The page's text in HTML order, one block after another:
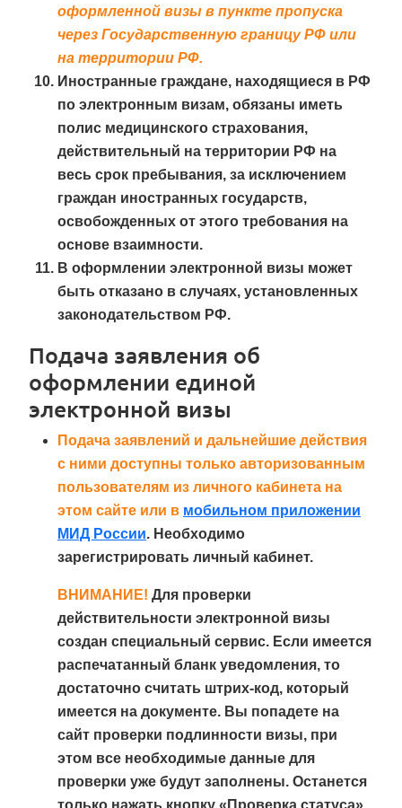
оформленной визы в пункте пропуска
через Государственную границу РФ или
на территории РФ.
Иностранные граждане, находящиеся в РФ
по электронным визам, обязаны иметь
полис медицинского страхования,
действительный на территории РФ на
весь срок пребывания, за исключением
граждан иностранных государств,
освобожденных от этого требования на
основе взаимности.
В оформлении электронной визы может
быть отказано в случаях, установленных
законодательством РФ.
Подача заявления об
оформлении единой
электронной визы
Подача заявлений и дальнейшие действия
с ними доступны только авторизованным
пользователям из личного кабинета на
этом сайте или в мобильном приложении
МИД России. Необходимо
зарегистрировать личный кабинет.
ВНИМАНИЕ! Для проверки
действительности электронной визы
создан специальный сервис. Если имеется
распечатанный бланк уведомления, то
достаточно считать штрих-код, который
имеется на документе. Вы попадете на
сайт проверки подлинности визы, при
этом все необходимые данные для
проверки уже будут заполнены. Останется
только нажать кнопку «Проверка статуса».